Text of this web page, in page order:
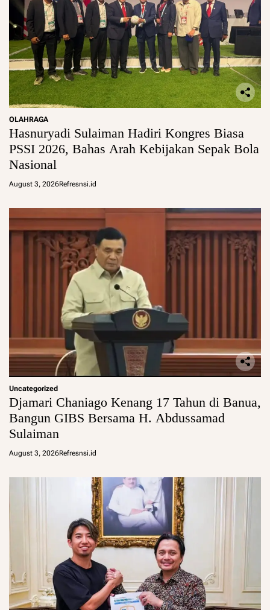
OLAHRAGA
Hasnuryadi Sulaiman Hadiri Kongres Biasa
PSSI 2026, Bahas Arah Kebijakan Sepak Bola
Nasional
August 3, 2026Refresnsi.id
Uncategorized
Djamari Chaniago Kenang 17 Tahun di Banua,
Bangun GIBS Bersama H. Abdussamad
Sulaiman
August 3, 2026Refresnsi.id